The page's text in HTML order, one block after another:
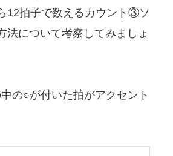
12拍子で数えるカウント③ソ
法について考察してみましょ
の○が付いた拍がアクセント